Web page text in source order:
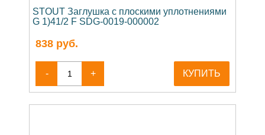
STOUT Заглушка с плоскими уплотнениями
G 1)41/2 F SDG-0019-000002
838 руб.
- + КУПИТЬ